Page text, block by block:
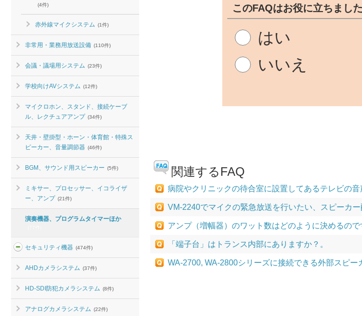
(4件)
赤外線マイクシステム (1件)
非常用・業務用放送設備 (110件)
会議・議場用システム (23件)
学校向けAVシステム (12件)
マイクロホン、スタンド、接続ケーブ
ル、レクチュアアンプ (34件)
天井・壁掛型・ホーン・体育館・特殊ス
ピーカー、音量調節器 (46件)
BGM、サウンド用スピーカー (5件)
ミキサー、プロセッサー、イコライザ
ー、アンプ (21件)
演奏機器、プログラムタイマーほか
セキュリティ機器 (474件)
AHDカメラシステム (37件)
HD-SDI防犯カメラシステム (8件)
アナログカメラシステム (22件)
このFAQはお役に立ちまし
はい
いいえ
関連するFAQ
病院やクリニックの待合室に設置してあるテレビの
VM-2240でマイクの緊急放送を行いたい、スピーカー
アンプ（増幅器）のワット数はどのように決めるので
「端子台」はトランス内部にありますか？。
WA-2700, WA-2800シリーズに接続できる外部スピー